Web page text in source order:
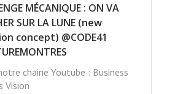
MÉCANIQUE : ON VA
SUR LA LUNE (new
concept) @CODE41
chaine Youtube : Business
Vision